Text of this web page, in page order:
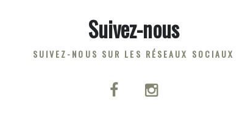
Suivez-nous
SUIVEZ-NOUS SUR LES RÉSEAUX SOCIAUX